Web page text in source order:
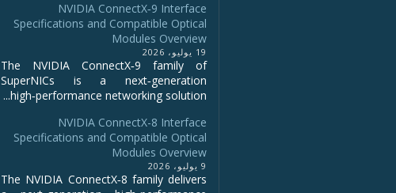
NVIDIA ConnectX‑9 Interface
Specifications and Compatible Optical
Modules Overview
19 يوليو، 2026
The NVIDIA ConnectX‑9 family of
SuperNICs is a next‑generation
high‑performance networking solution...
NVIDIA ConnectX-8 Interface
Specifications and Compatible Optical
Modules Overview
9 يوليو، 2026
The NVIDIA ConnectX‑8 family delivers